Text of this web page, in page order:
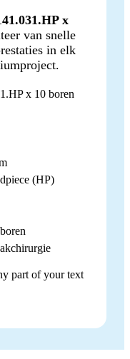
x
van snelle
in elk
x 10 boren
(HP)
part of your text